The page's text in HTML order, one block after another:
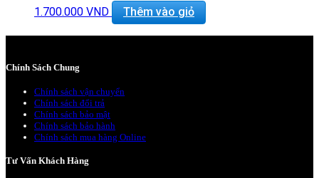
1.700.000 VND Thêm vào giỏ
Chính Sách Chung
Chính sách vận chuyển
Chính sách đổi trả
Chính sách bảo mật
Chính sách bảo hành
Chính sách mua hàng Online
Tư Vấn Khách Hàng